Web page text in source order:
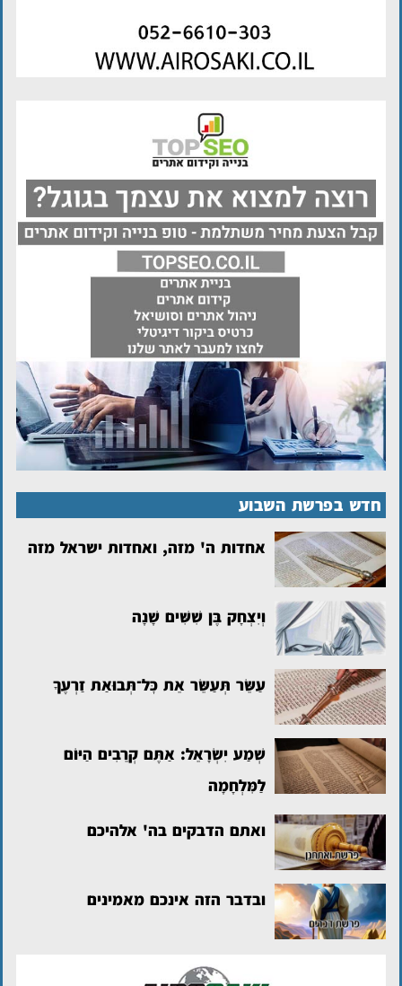
חדש בפרשת השבוע
אחדות ה' מזה, ואחדות ישראל מזה
וְיִצְחָק בֶּן שִׁשִּׁים שָׁנָה
עַשֵּׂר תְּעַשֵּׂר אֵת כׇּל־תְּבוּאַת זַרְעֶךָ
שְׁמַע יִשְׂרָאֵל: אַתֶּם קְרֵבִים הַיּוֹם
לַמִּלְחָמָה
ואתם הדבקים בה' אלהיכם
ובדבר הזה אינכם מאמינים